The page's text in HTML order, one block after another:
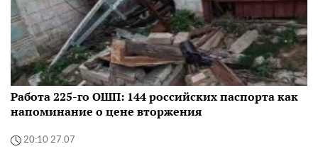
Работа 225-го ОШП: 144 российских паспорта как
напоминание о цене вторжения
20:10 27.07